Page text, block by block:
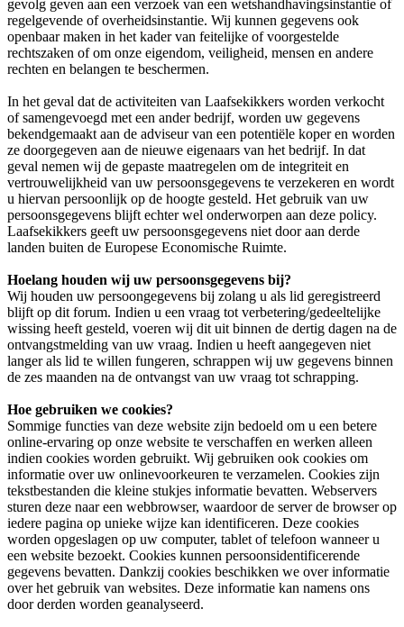
gevolg geven aan een verzoek van een wetshandhavingsinstantie of
regelgevende of overheidsinstantie. Wij kunnen gegevens ook
openbaar maken in het kader van feitelijke of voorgestelde
rechtszaken of om onze eigendom, veiligheid, mensen en andere
rechten en belangen te beschermen.
In het geval dat de activiteiten van Laafsekikkers worden verkocht
of samengevoegd met een ander bedrijf, worden uw gegevens
bekendgemaakt aan de adviseur van een potentiële koper en worden
ze doorgegeven aan de nieuwe eigenaars van het bedrijf. In dat
geval nemen wij de gepaste maatregelen om de integriteit en
vertrouwelijkheid van uw persoonsgegevens te verzekeren en wordt
u hiervan persoonlijk op de hoogte gesteld. Het gebruik van uw
persoonsgegevens blijft echter wel onderworpen aan deze policy.
Laafsekikkers geeft uw persoonsgegevens niet door aan derde
landen buiten de Europese Economische Ruimte.
Hoelang houden wij uw persoonsgegevens bij?
Wij houden uw persoongegevens bij zolang u als lid geregistreerd
blijft op dit forum. Indien u een vraag tot verbetering/gedeeltelijke
wissing heeft gesteld, voeren wij dit uit binnen de dertig dagen na de
ontvangstmelding van uw vraag. Indien u heeft aangegeven niet
langer als lid te willen fungeren, schrappen wij uw gegevens binnen
de zes maanden na de ontvangst van uw vraag tot schrapping.
Hoe gebruiken we cookies?
Sommige functies van deze website zijn bedoeld om u een betere
online-ervaring op onze website te verschaffen en werken alleen
indien cookies worden gebruikt. Wij gebruiken ook cookies om
informatie over uw onlinevoorkeuren te verzamelen. Cookies zijn
tekstbestanden die kleine stukjes informatie bevatten. Webservers
sturen deze naar een webbrowser, waardoor de server de browser op
iedere pagina op unieke wijze kan identificeren. Deze cookies
worden opgeslagen op uw computer, tablet of telefoon wanneer u
een website bezoekt. Cookies kunnen persoonsidentificerende
gegevens bevatten. Dankzij cookies beschikken we over informatie
over het gebruik van websites. Deze informatie kan namens ons
door derden worden geanalyseerd.